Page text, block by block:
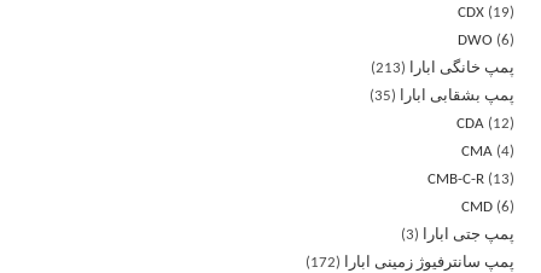
CDX
19
DWO
6
پمپ خانگی ابارا
213
پمپ بشقابی ابارا
35
CDA
12
CMA 4
CMB-C-R
13
CMD 6
پمپ جتی ابارا
3
پمپ سانترفیوژ زمینی ابارا
172